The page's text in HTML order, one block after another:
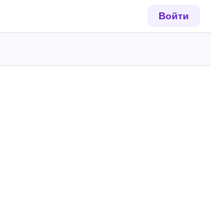
Войти